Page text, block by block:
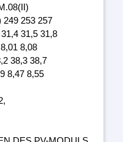
253 257
31,5 31,8
8,08
38,3 38,7
8,47 8,55